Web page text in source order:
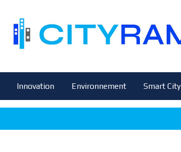
Innovation Environnement Smart City